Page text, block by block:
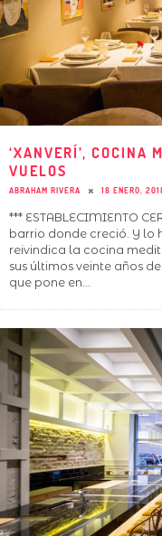
‘XANVERÍ’, COCINA
VUELOS
ABRAHAM RIVERA 18 ENERO,
*** ESTABLECIMIENTO
barrio donde creció. Y lo
reivindica la cocina
sus últimos veinte años
que pone en...